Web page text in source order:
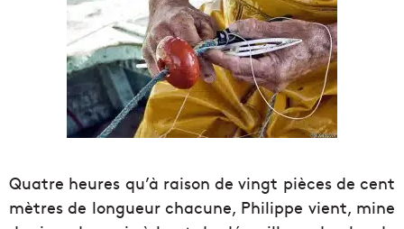
Quatre heures qu’à raison de vingt pièces de cent
mètres de longueur chacune, Philippe vient, mine